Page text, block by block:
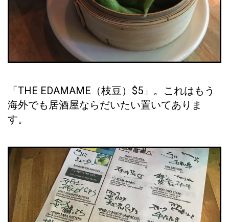
「THE EDAMAME（枝豆）$5」。これはもう
海外でも居酒屋ならだいたい置いてありま
す。